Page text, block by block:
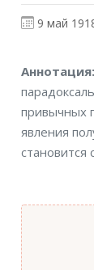
9 май
привычных
явления